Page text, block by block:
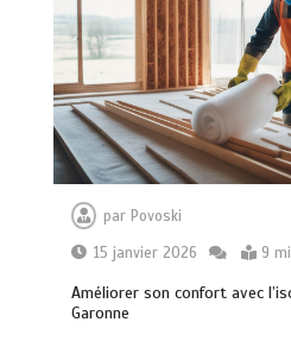
par Povoski
15 janvier 2026
9
Améliorer son confort avec
Garonne
VTC bassin
adresses
0 6